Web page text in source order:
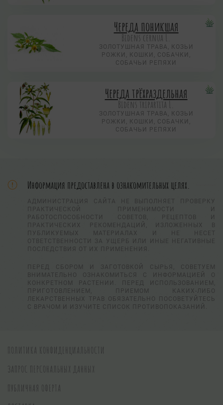
Череда поникшая
Bidens cernua L.
ЗОЛОТУШНАЯ ТРАВА, КОЗЬИ
РОЖКИ, КОШКИ, СОБАЧКИ,
СОБАЧЬИ РЕПЯХИ
Череда трёхраздельная
Bidens tripartita L.
ЗОЛОТУШНАЯ ТРАВА, КОЗЬИ
РОЖКИ, КОШКИ, СОБАЧКИ,
СОБАЧЬИ РЕПЯХИ
Информация предоставлена в ознакомительных целях.
АДМИНИСТРАЦИЯ САЙТА НЕ ВЫПОЛНЯЕТ ПРОВЕРКУ
ПРАКТИЧЕСКОЙ ПРИМЕНИМОСТИ И
РАБОТОСПОСОБНОСТИ СОВЕТОВ, РЕЦЕПТОВ И
ПРАКТИЧЕСКИХ РЕКОМЕНДАЦИЙ, ИЗЛОЖЕННЫХ В
ПУБЛИКУЕМЫХ МАТЕРИАЛАХ И НЕ НЕСЕТ
ОТВЕТСТВЕННОСТИ ЗА УЩЕРБ ИЛИ ИНЫЕ НЕГАТИВНЫЕ
ПОСЛЕДСТВИЯ ОТ ИХ ПРИМЕНЕНИЯ.
ПЕРЕД СБОРОМ И ЗАГОТОВКОЙ СЫРЬЯ, СОВЕТУЕМ
ВНИМАТЕЛЬНО ОЗНАКОМИТЬСЯ С ИНФОРМАЦИЕЙ О
КОНКРЕТНОМ РАСТЕНИИ. ПЕРЕД ИСПОЛЬЗОВАНИЕМ,
ПРИГОТОВЛЕНИЕМ, ПРИЕМОМ КАКИХ-ЛИБО
ЛЕКАРСТВЕННЫХ ТРАВ ОБЯЗАТЕЛЬНО ПОСОВЕТУЙТЕСЬ
С ВРАЧОМ И ИЗУЧИТЕ СПИСОК ПРОТИВОПОКАЗАНИЙ.
ПОЛИТИКА КОНФИДЕНЦИАЛЬНОСТИ
ЗАПРОС ПЕРСОНАЛЬНЫХ ДАННЫХ
ПУБЛИЧНАЯ ОФЕРТА